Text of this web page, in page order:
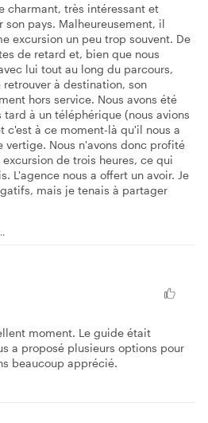
charmant, très intéressant et
pays. Malheureusement, il
excursion un peu trop souvent. De
de retard et, bien que nous
lui tout au long du parcours,
à destination, son
hors service. Nous avons été
à un téléphérique (nous avions
c'est à ce moment-là qu'il nous a
Nous n'avons donc profité
de trois heures, ce qui
L'agence nous a offert un avoir. Je
mais je tenais à partager
moment. Le guide était
a proposé plusieurs options pour
beaucoup apprécié.